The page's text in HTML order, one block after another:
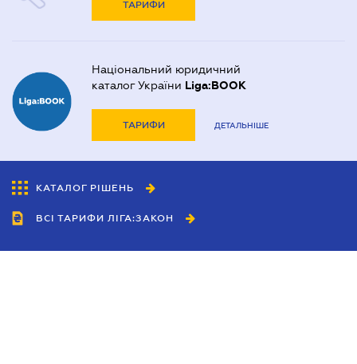
ТАРИФИ
Національний юридичний
каталог України Liga:BOOK
ТАРИФИ ДЕТАЛЬНІШЕ
КАТАЛОГ РІШЕНЬ
ВСІ ТАРИФИ ЛІГА:ЗАКОН